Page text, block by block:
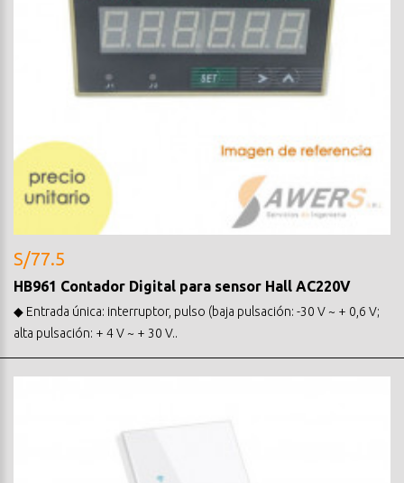
S/77.5
HB961 Contador Digital para sensor Hall AC220V
◆ Entrada única: interruptor, pulso (baja pulsación: -30 V ~ + 0,6 V;
alta pulsación: + 4 V ~ + 30 V..